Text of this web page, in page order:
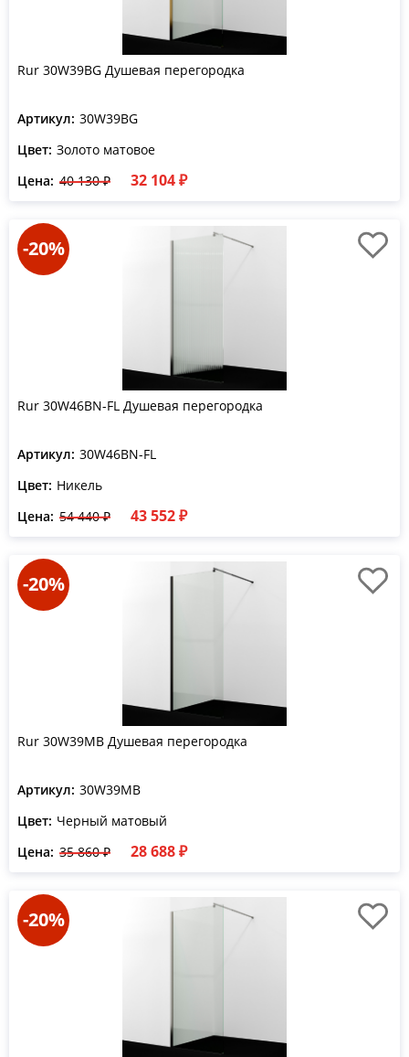
Rur 30W39BG Душевая перегородка
Артикул: 30W39BG
Цвет: Золото матовое
Цена: 40 130 ₽ 32 104 ₽
-20%
Rur 30W46BN-FL Душевая перегородка
Артикул: 30W46BN-FL
Цвет: Никель
Цена: 54 440 ₽ 43 552 ₽
-20%
Rur 30W39MB Душевая перегородка
Артикул: 30W39MB
Цвет: Черный матовый
Цена: 35 860 ₽ 28 688 ₽
-20%